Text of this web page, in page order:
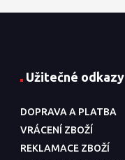
Užitečné odkazy
DOPRAVA A PLATBA
VRÁCENÍ ZBOŽÍ
REKLAMACE ZBOŽÍ